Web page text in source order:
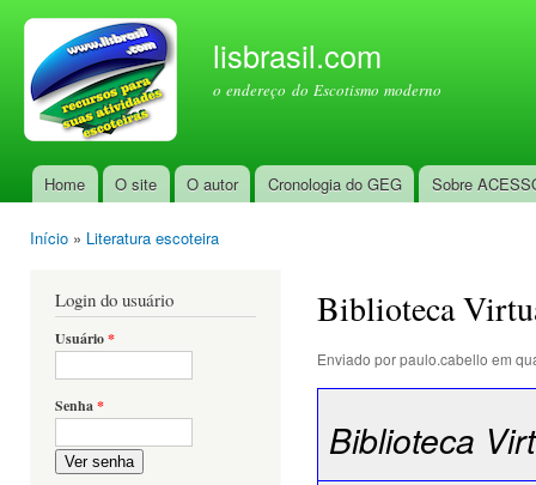
lisbrasil.com
o endereço do Escotismo moderno
Menu principal
Home O site O autor Cronologia do GEG Sobre
Início » Literatura escoteira
Login do usuário
Usuário*
Senha*
Ver senha
Biblioteca
Enviado porpaulo.cabello em
Biblioteca